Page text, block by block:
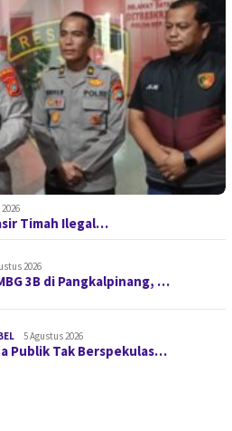
Timah Ilegal…
2026
3B di Pangkalpinang, …
5 Agustus 2026
Publik Tak Berspekulas…